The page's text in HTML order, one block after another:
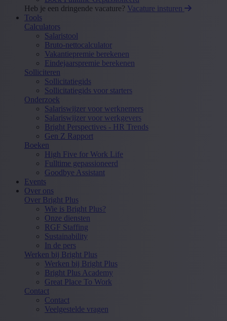
Heb je een dringende vacature? Vacature insturen
Tools
Calculators
Salaristool
Bruto-nettocalculator
Vakantiepremie berekenen
Eindejaarspremie berekenen
Solliciteren
Sollicitatiegids
Sollicitatiegids voor starters
Onderzoek
Salariswijzer voor werknemers
Salariswijzer voor werkgevers
Bright Perspectives - HR Trends
Gen Z Rapport
Boeken
High Five for Work Life
Fulltime gepassioneerd
Goodbye Assistant
Events
Over ons
Over Bright Plus
Wie is Bright Plus?
Onze diensten
RGF Staffing
Sustainability
In de pers
Werken bij Bright Plus
Werken bij Bright Plus
Bright Plus Academy
Great Place To Work
Contact
Contact
Veelgestelde vragen